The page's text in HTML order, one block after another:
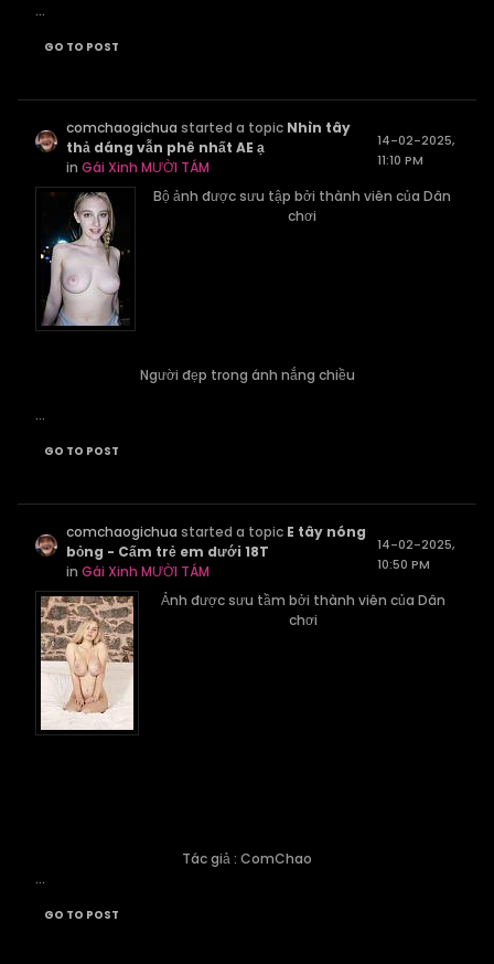
...
GO TO POST
comchaogichua started a topic Nhìn tây
thả dáng vẫn phê nhất AE ạ
inGái Xinh MƯỜI TÁM
14-02-2025,
11:10 PM
Bộ ảnh được sưu tập bởi thành viên của Dân
chơi
Người đẹp trong ánh nắng chiều
...
GO TO POST
comchaogichua started a topic E tây nóng
bỏng - Cấm trẻ em dưới 18T
in Gái Xinh MƯỜI TÁM
14-02-2025,
10:50 PM
Ảnh được sưu tầm bởi thành viên của Dân
chơi
Tác giả : ComChao
...
GO TO POST